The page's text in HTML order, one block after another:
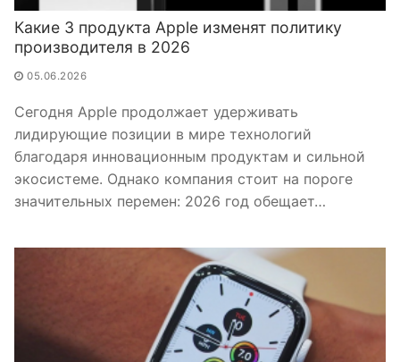
Какие 3 продукта Apple изменят политику
производителя в 2026
05.06.2026
Сегодня Apple продолжает удерживать
лидирующие позиции в мире технологий
благодаря инновационным продуктам и сильной
экосистеме. Однако компания стоит на пороге
значительных перемен: 2026 год обещает…